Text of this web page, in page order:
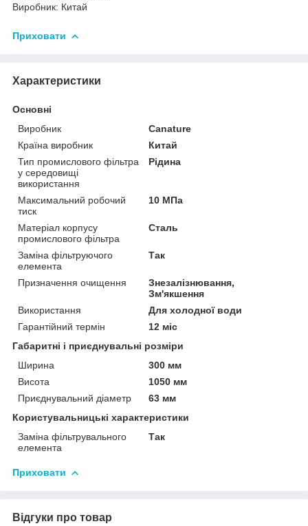
Виробник: Китай
Приховати
Характеристики
Основні
Виробник
Canature
Країна виробник
Китай
Тип промислового фільтра
у середовищі
використання
Рідина
Максимальний робочий
тиск
10 МПа
Матеріал корпусу
промислового фільтра
Сталь
Заміна фільтруючого
елемента
Так
Призначення очищення
Знезалізнювання,
Зм'якшення
Використання
Для холодної води
Гарантійний термін
12 міс
Габаритні і приєднувальні розміри
Ширина
300 мм
Висота
1050 мм
Приєднувальний діаметр
63 мм
Користувальницькі характеристики
Заміна фільтрувального
елемента
Так
Приховати
Відгуки про товар